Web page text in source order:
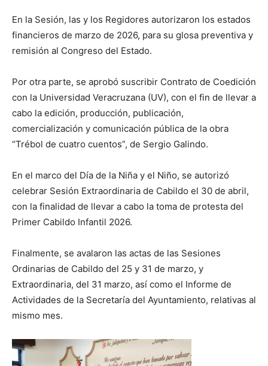
En la Sesión, las y los Regidores autorizaron los estados
financieros de marzo de 2026, para su glosa preventiva y
remisión al Congreso del Estado.
Por otra parte, se aprobó suscribir Contrato de Coedición
con la Universidad Veracruzana (UV), con el fin de llevar a
cabo la edición, producción, publicación,
comercialización y comunicación pública de la obra
“Trébol de cuatro cuentos”, de Sergio Galindo.
En el marco del Día de la Niña y el Niño, se autorizó
celebrar Sesión Extraordinaria de Cabildo el 30 de abril,
con la finalidad de llevar a cabo la toma de protesta del
Primer Cabildo Infantil 2026.
Finalmente, se avalaron las actas de las Sesiones
Ordinarias de Cabildo del 25 y 31 de marzo, y
Extraordinaria, del 31 marzo, así como el Informe de
Actividades de la Secretaría del Ayuntamiento, relativas al
mismo mes.